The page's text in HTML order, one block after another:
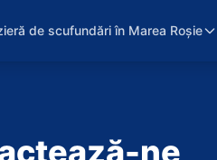
de scufundări în Marea Roșie
ne